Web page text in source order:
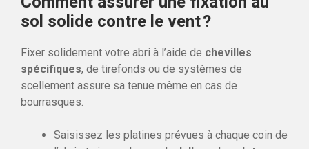
sol solide contre le vent ?
Fixer solidement votre abri à l’aide de chevilles
spécifiques, de tirefonds ou de systèmes de
scellement assure sa tenue même en cas de
bourrasques.
Saisissez les platines prévues à chaque coin de